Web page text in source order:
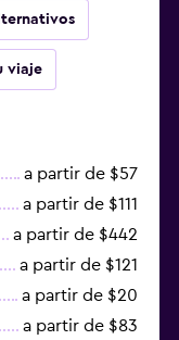
viaje
a partir de $57
a partir de $111
a partir de $442
a partir de $121
a partir de $20
a partir de $83